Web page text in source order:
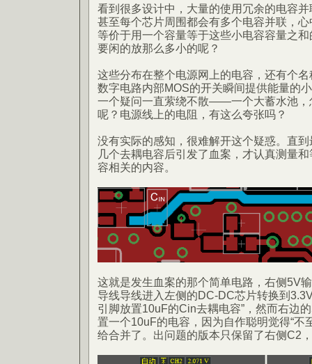
看到很多设计中，大量的使用冗余的电容
甚至每个芯片周围都会有多个电容并联，
等价于用一个容量等于这些小电容容量之
要闲的放那么多小的呢？
这些分布在整个电源网上的电容，还有个名
数字电路内部MOS的开关瞬间提供能量的
一个疑问一直萦绕不散——一个大蓄水池，
呢？电源线上的电阻，有这么夸张吗？
没有实际的感知，很难解开这个疑惑。直
几个去耦电容后引发了血案，才认真测量
容相关的内容。
这就是发生血案的那个简单电路，右侧5V
导线导线进入左侧的DC-DC芯片转换到
引脚放置10uF的Cin去耦电容”，然而右边
置一个10uF的电容，因为自作聪明觉得“不
给合并了。出问题的版本只保留了右侧C2